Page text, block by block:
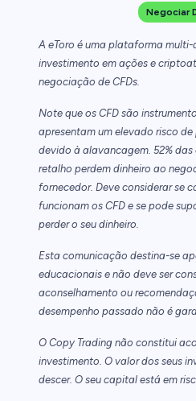
Negociar
A eToro é uma plataforma
investimento em ações e
negociação de CFDs.
Note que os CFD são
apresentam um elevado risco
devido à alavancagem. 52%
retalho perdem dinheiro ao
fornecedor. Deve considerar se
funcionam os CFD e se pode
perder o seu dinheiro.
Esta comunicação destina-se
educacionais e não deve ser
aconselhamento ou
desempenho passado não é
O Copy Trading não constitui
investimento. O valor dos seus
descer. O seu capital está em